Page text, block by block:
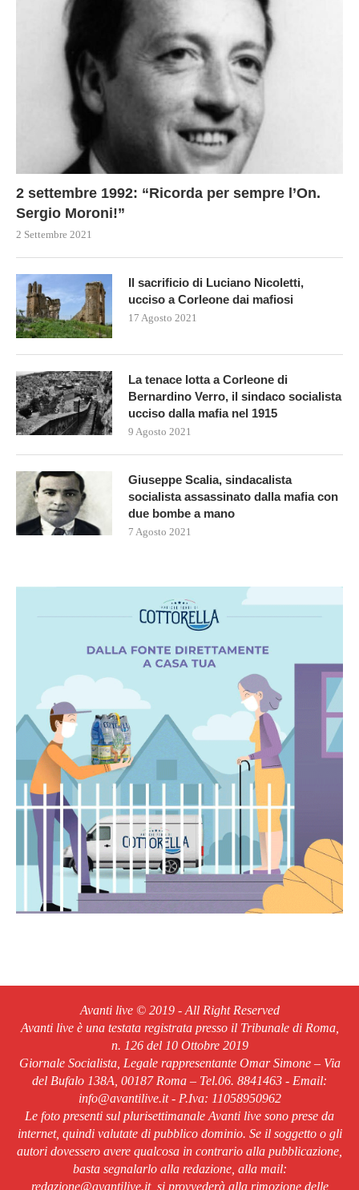
2 settembre 1992: “Ricorda per sempre l’On.
Sergio Moroni!”
2 Settembre 2021
Il sacrificio di Luciano Nicoletti,
ucciso a Corleone dai mafiosi
17 Agosto 2021
La tenace lotta a Corleone di
Bernardino Verro, il sindaco socialista
ucciso dalla mafia nel 1915
9 Agosto 2021
Giuseppe Scalia, sindacalista
socialista assassinato dalla mafia con
due bombe a mano
7 Agosto 2021
Avanti live © 2019 - All Right Reserved
Avanti live è una testata registrata presso il Tribunale di Roma,
n. 126 del 10 Ottobre 2019
Giornale Socialista, Legale rappresentante Omar Simone – Via
del Bufalo 138A, 00187 Roma – Tel.06. 8841463 - Email:
info@avantilive.it - P.Iva: 11058950962
Le foto presenti sul plurisettimanale Avanti live sono prese da
internet, quindi valutate di pubblico dominio. Se il soggetto o gli
autori dovessero avere qualcosa in contrario alla pubblicazione,
basta segnalarlo alla redazione, alla mail:
redazione@avantilive.it, si provvederà alla rimozione delle